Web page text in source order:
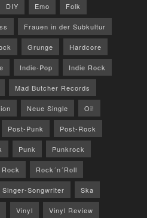
DIY Emo Folk
Frauen in der Subkultur
Grunge Hardcore
Indie-Pop Indie Rock
Mad Butcher Records
Neue Single Oi!
Post-Punk Post-Rock
Punk Punkrock
Rock Rock´n´Roll
Singer-Songwriter Ska
Vinyl Vinyl Review